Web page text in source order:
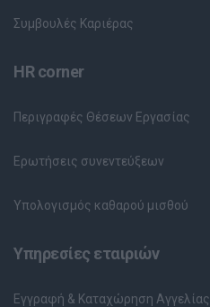
Συμβουλές Καριέρας
HR corner
Περιγραφές Θέσεων Εργασίας
Ερωτήσεις συνεντεύξεων
Υπολογισμός καθαρού μισθού
Υπηρεσίες εταιριών
Εγγραφή & Καταχώρηση Αγγελίας